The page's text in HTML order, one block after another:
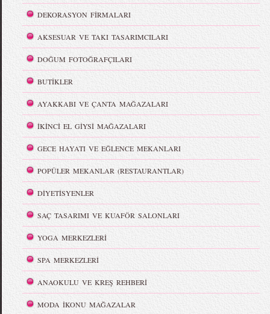
DEKORASYON FİRMALARI
AKSESUAR VE TAKI TASARIMCILARI
DOĞUM FOTOĞRAFÇILARI
BUTİKLER
AYAKKABI VE ÇANTA MAĞAZALARI
İKİNCİ EL GİYSİ MAĞAZALARI
GECE HAYATI VE EĞLENCE MEKANLARI
POPÜLER MEKANLAR (RESTAURANTLAR)
DİYETİSYENLER
SAÇ TASARIMI VE KUAFÖR SALONLARI
YOGA MERKEZLERİ
SPA MERKEZLERİ
ANAOKULU VE KREŞ REHBERİ
MODA İKONU MAĞAZALAR